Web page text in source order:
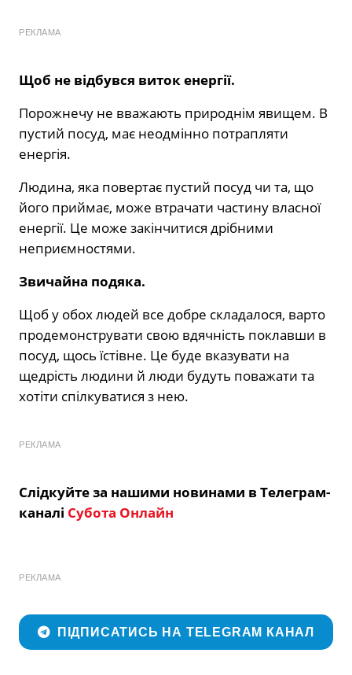
РЕКЛАМА
Щоб не відбувся виток енергії.
Порожнечу не вважають природнім явищем. В
пустий посуд, має неодмінно потрапляти
енергія.
Людина, яка повертає пустий посуд чи та, що
його приймає, може втрачати частину власної
енергії. Це може закінчитися дрібними
неприємностями.
Звичайна подяка.
Щоб у обох людей все добре складалося, варто
продемонструвати свою вдячність поклавши в
посуд, щось їстівне. Це буде вказувати на
щедрість людини й люди будуть поважати та
хотіти спілкуватися з нею.
РЕКЛАМА
Слідкуйте за нашими новинами в Телеграм-
каналі Субота Онлайн
РЕКЛАМА
ПІДПИСАТИСЬ НА TELEGRAM КАНАЛ